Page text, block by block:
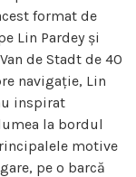
format de
Lin Pardey și
de Stadt de 40
navigație, Lin
inspirat
la bordul
motive
pe o barcă